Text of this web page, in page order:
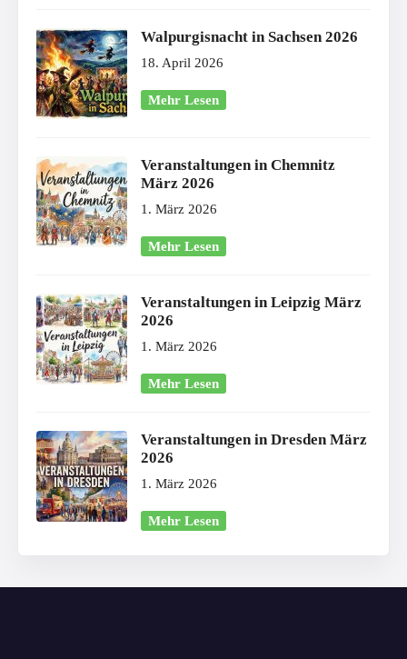
Walpurgisnacht in Sachsen 2026
18. April 2026
Mehr Lesen
Veranstaltungen in Chemnitz
März 2026
1. März 2026
Mehr Lesen
Veranstaltungen in Leipzig März
2026
1. März 2026
Mehr Lesen
Veranstaltungen in Dresden März
2026
1. März 2026
Mehr Lesen